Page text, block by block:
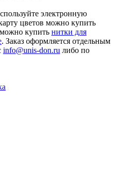
электронную
цветов можно купить
купить нитки для
. Заказ оформляется отдельным
info@unis-don.ru либо по